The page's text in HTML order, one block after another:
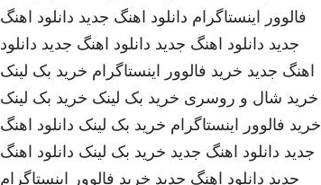
فالوور اینستاگرام دانلود اهنگ جدید دانلود اهنگ
جدید دانلود اهنگ جدید دانلود اهنگ جدید دانلود
اهنگ جدید خرید فالوور اینستاگرام خرید بک لینک
خرید شال و روسری خرید بک لینک خرید بک لینک
خرید فالوور اینستاگرام خرید بک لینک دانلود اهنگ
جدید دانلود اهنگ جدید خرید بک لینک دانلود اهنگ
جدید دانلود اهنگ جدید خرید فالوور اینستاگرام